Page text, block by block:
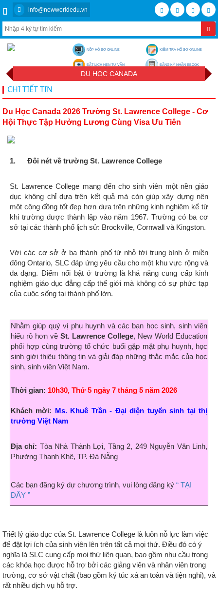
info@newworldedu.vn
NỘP HỒ SƠ ONLINE KIỂM TRA HỒ SƠ ONLINE
ĐẶT LỊCH HẸN TƯ VẤN ĐĂNG KÝ NHẬN EBOOK
DU HỌC CANADA
CHI TIẾT TIN
Du Học Canada 2026 Trường St. Lawrence College - Cơ
Hội Thực Tập Hưởng Lương Cùng Visa Ưu Tiên
1. Đôi nét về trường St. Lawrence College
St. Lawrence College mang đến cho sinh viên một nền giáo
dục không chỉ dựa trên kết quả mà còn giúp xây dựng nên
một cộng đồng tốt đẹp hơn dựa trên những kinh nghiệm kể từ
khi trường được thành lập vào năm 1967. Trường có ba cơ
sở tại các thành phố lịch sử: Brockville, Cornwall và Kingston.
Với các cơ sở ở ba thành phố từ nhỏ tới trung bình ở miền
đông Ontario, SLC đáp ứng yêu cầu cho một khu vực rộng và
đa dạng. Điểm nổi bật ở trường là khả năng cung cấp kinh
nghiệm giáo dục đẳng cấp thế giới mà không có sự phức tạp
của cuộc sống tại thành phố lớn.
Nhằm giúp quý vị phụ huynh và các bạn học sinh, sinh viên
hiểu rõ hơn về St. Lawrence College, New World Education
phối hợp cùng trường tổ chức buổi gặp mặt phụ huynh, học
sinh giới thiệu thông tin và giải đáp những thắc mắc của học
sinh, sinh viên Việt Nam.
Thời gian: 10h30, Thứ 5 ngày 7 tháng 5 năm 2026
Khách mời: Ms. Khuê Trần- Đại diện tuyển sinh tại thị
trường Việt Nam
Địa chỉ: Tòa Nhà Thành Lợi, Tầng 2, 249 Nguyễn Văn Linh,
Phường Thanh Khê, TP. Đà Nẵng
Các bạn đăng ký dự chương trình, vui lòng đăng ký “ TẠI
ĐÂY ”
Triết lý giáo dục của St. Lawrence College là luôn nỗ lực làm việc
để đặt lợi ích của sinh viên lên trên tất cả mọi thứ. Điều đó có ý
nghĩa là SLC cung cấp mọi thứ liên quan, bao gồm nhu cầu trong
các khóa học được hỗ trợ bởi các giảng viên và nhân viên trong
trường, cơ sở vật chất (bao gồm ký túc xá an toàn và tiện nghi), và
rất nhiều dịch vụ hỗ trợ.